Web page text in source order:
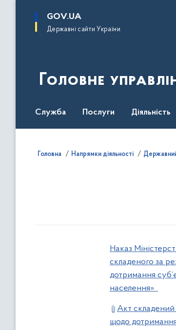
основного
GOV.UA
Державні сайти України
Головне
Служба Послуги Діяльність
Головна Напрямки діяльності
Наказ
складеного за
дотримання
населення»
Акт складений
щодо